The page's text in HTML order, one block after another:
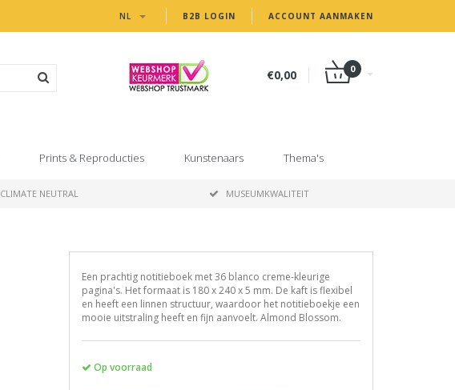
B2B LOGIN ACCOUNT AANMAKEN
NL
€0,00 0
Prints & Reproducties Kunstenaars Thema's
CLIMATE NEUTRAL MUSEUMKWALITEIT
Een prachtig notitieboek met 36 blanco creme-kleurige
pagina's. Het formaat is 180 x 240 x 5 mm. De kaft is flexibel
en heeft een linnen structuur, waardoor het notitieboekje een
mooie uitstraling heeft en fijn aanvoelt. Almond Blossom.
Op voorraad